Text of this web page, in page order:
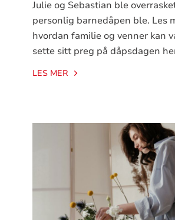
Julie og Sebastian ble
personlig barnedåpen ble. Les
hvordan familie og venner kan
sette sitt preg på dåpsdagen
LES MER